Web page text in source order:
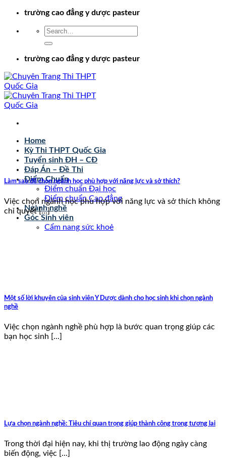
Chuyểntrường cao đẳng y dược pasteur
trường cao đẳng y dược pasteur
Home
Kỳ Thi THPT Quốc Gia
Tuyển sinh ĐH – CĐ
Đáp Án – Đề Thi
Điểm Chuẩn
Điểm chuẩn Đại học
Điểm chuẩn Cao đẳng
Ngành nghề
Góc Sinh viên
Cẩm nang sức khoẻ
Làm sao để chọn ngành học phù hợp với năng lực và sở thích?
Việc chọn ngành học phù hợp với năng lực và sở thích không
chỉ quyết [...]
Một số lời khuyên của sinh viên Y Dược dành cho học sinh khi chọn ngành
nghề
Việc chọn ngành nghề phù hợp là bước quan trọng giúp các
bạn học sinh [...]
Lựa chọn ngành nghề: Tiêu chí quan trọng giúp thành công trong tương lai
Trong thời đại hiện nay, khi thị trường lao động ngày càng
biến động, việc [...]